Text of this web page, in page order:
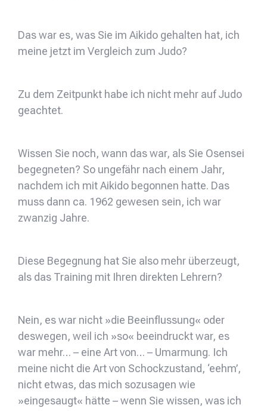
Das war es, was Sie im Aikido gehalten hat, ich
meine jetzt im Vergleich zum Judo?
Zu dem Zeitpunkt habe ich nicht mehr auf Judo
geachtet.
Wissen Sie noch, wann das war, als Sie Osensei
begegneten? So ungefähr nach einem Jahr,
nachdem ich mit Aikido begonnen hatte. Das
muss dann ca. 1962 gewesen sein, ich war
zwanzig Jahre.
Diese Begegnung hat Sie also mehr überzeugt,
als das Training mit Ihren direkten Lehrern?
Nein, es war nicht »die Beeinflussung« oder
deswegen, weil ich »so« beeindruckt war, es
war mehr… – eine Art von… – Umarmung. Ich
meine nicht die Art von Schockzustand, ‘eehm’,
nicht etwas, das mich sozusagen wie
»eingesaugt« hätte – wenn Sie wissen, was ich